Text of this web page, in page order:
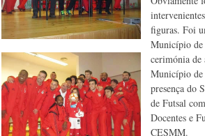
figuras. Foi
Município de
cerimónia de
Município de
presença do
de Futsal
Docentes e
CESMM.